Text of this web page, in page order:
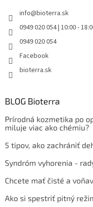
info@bioterra.sk
0949 020 054 | 10:00 -
0949 020 054
Facebook
bioterra.sk
BLOG Bioterra
Prírodná kozmetika po
miluje viac ako chémiu?
5 tipov, ako zachrániť
Syndróm vyhorenia -
Chcete mať čisté a
Ako si spestriť pitný